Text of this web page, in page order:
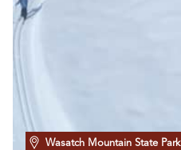
Wasatch Mountain State Park